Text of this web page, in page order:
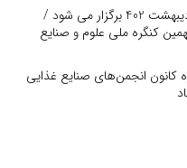
بزرگترین رویداد علمی صنایع غذایی اردیبهشت 402 برگزار می شود /
کنگره ملی علوم و صنایع
انجمن‌های صنایع غذایی